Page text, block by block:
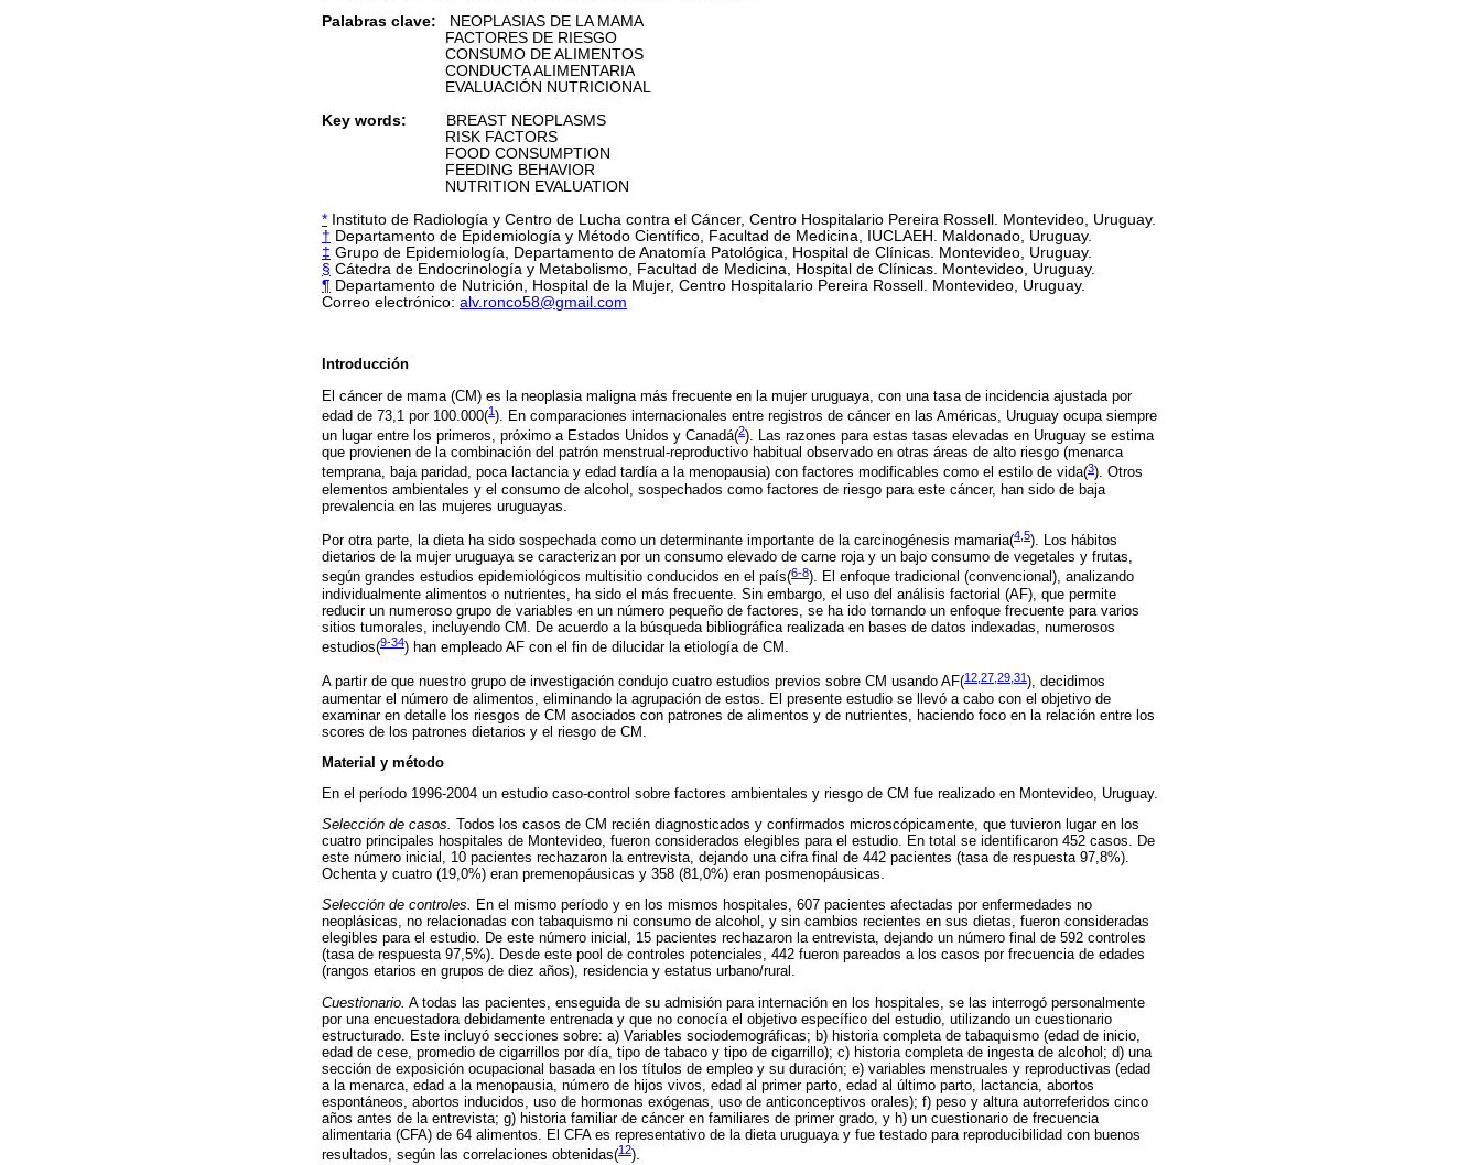
Palabras clave:
NEOPLASIAS DE LA MAMA
FACTORES DE RIESGO
CONSUMO DE ALIMENTOS
CONDUCTA ALIMENTARIA
EVALUACIÓN NUTRICIONAL
Key words:
BREAST NEOPLASMS
RISK FACTORS
FOOD CONSUMPTION
FEEDING BEHAVIOR
NUTRITION EVALUATION
* Instituto de Radiología y Centro de Lucha contra el Cáncer, Centro Hospitalario Pereira Rossell. Montevideo, Uruguay.
† Departamento de Epidemiología y Método Científico, Facultad de Medicina, IUCLAEH. Maldonado, Uruguay.
‡ Grupo de Epidemiología, Departamento de Anatomía Patológica, Hospital de Clínicas. Montevideo, Uruguay.
§ Cátedra de Endocrinología y Metabolismo, Facultad de Medicina, Hospital de Clínicas. Montevideo, Uruguay.
¶ Departamento de Nutrición, Hospital de la Mujer, Centro Hospitalario Pereira Rossell. Montevideo, Uruguay.
Correo electrónico: alv.ronco58@gmail.com
Introducción
El cáncer de mama (CM) es la neoplasia maligna más frecuente en la mujer uruguaya, con una tasa de incidencia ajustada por
edad de 73,1 por 100.000(1) . En comparaciones internacionales entre registros de cáncer en las Américas, Uruguay ocupa siempre
un lugar entre los primeros, próximo a Estados Unidos y Canadá(2). Las razones para estas tasas elevadas en Uruguay se estima
que provienen de la combinación del patrón menstrual-reproductivo habitual observado en otras áreas de alto riesgo (menarca
temprana, baja paridad, poca lactancia y edad tardía a la menopausia) con factores modificables como el estilo de vida(3). Otros
elementos ambientales y el consumo de alcohol, sospechados como factores de riesgo para este cáncer, han sido de baja
prevalencia en las mujeres uruguayas.
Por otra parte, la dieta ha sido sospechada como un determinante importante de la carcinogénesis mamaria(4,5). Los hábitos
dietarios de la mujer uruguaya se caracterizan por un consumo elevado de carne roja y un bajo consumo de vegetales y frutas,
según grandes estudios epidemiológicos multisitio conducidos en el país(6-8). El enfoque tradicional (convencional), analizando
individualmente alimentos o nutrientes, ha sido el más frecuente. Sin embargo, el uso del análisis factorial (AF), que permite
reducir un numeroso grupo de variables en un número pequeño de factores, se ha ido tornando un enfoque frecuente para varios
sitios tumorales, incluyendo CM. De acuerdo a la búsqueda bibliográfica realizada en bases de datos indexadas, numerosos
estudios(9-34) han empleado AF con el fin de dilucidar la etiología de CM.
A partir de que nuestro grupo de investigación condujo cuatro estudios previos sobre CM usando AF(12,27,29,31), decidimos
aumentar el número de alimentos, eliminando la agrupación de estos. El presente estudio se llevó a cabo con el objetivo de
examinar en detalle los riesgos de CM asociados con patrones de alimentos y de nutrientes, haciendo foco en la relación entre los
scores de los patrones dietarios y el riesgo de CM.
Material y método
En el período 1996-2004 un estudio caso-control sobre factores ambientales y riesgo de CM fue realizado en Montevideo, Uruguay.
Selección de casos. Todos los casos de CM recién diagnosticados y confirmados microscópicamente, que tuvieron lugar en los
cuatro principales hospitales de Montevideo, fueron considerados elegibles para el estudio. En total se identificaron 452 casos. De
este número inicial, 10 pacientes rechazaron la entrevista, dejando una cifra final de 442 pacientes (tasa de respuesta 97,8%).
Ochenta y cuatro (19,0%) eran premenopáusicas y 358 (81,0%) eran posmenopáusicas.
Selección de controles. En el mismo período y en los mismos hospitales, 607 pacientes afectadas por enfermedades no
neoplásicas, no relacionadas con tabaquismo ni consumo de alcohol, y sin cambios recientes en sus dietas, fueron consideradas
elegibles para el estudio. De este número inicial, 15 pacientes rechazaron la entrevista, dejando un número final de 592 controles
(tasa de respuesta 97,5%). Desde este pool de controles potenciales, 442 fueron pareados a los casos por frecuencia de edades
(rangos etarios en grupos de diez años), residencia y estatus urbano/rural.
Cuestionario. A todas las pacientes, enseguida de su admisión para internación en los hospitales, se las interrogó personalmente
por una encuestadora debidamente entrenada y que no conocía el objetivo específico del estudio, utilizando un cuestionario
estructurado. Este incluyó secciones sobre: a) Variables sociodemográficas; b) historia completa de tabaquismo (edad de inicio,
edad de cese, promedio de cigarrillos por día, tipo de tabaco y tipo de cigarrillo); c) historia completa de ingesta de alcohol; d) una
sección de exposición ocupacional basada en los títulos de empleo y su duración; e) variables menstruales y reproductivas (edad
a la menarca, edad a la menopausia, número de hijos vivos, edad al primer parto, edad al último parto, lactancia, abortos
espontáneos, abortos inducidos, uso de hormonas exógenas, uso de anticonceptivos orales); f) peso y altura autorreferidos cinco
años antes de la entrevista; g) historia familiar de cáncer en familiares de primer grado, y h) un cuestionario de frecuencia
alimentaria (CFA) de 64 alimentos. El CFA es representativo de la dieta uruguaya y fue testado para reproducibilidad con buenos
resultados, según las correlaciones obtenidas(12).